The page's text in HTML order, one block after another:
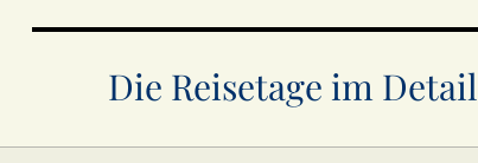
Die Reisetage im Detail